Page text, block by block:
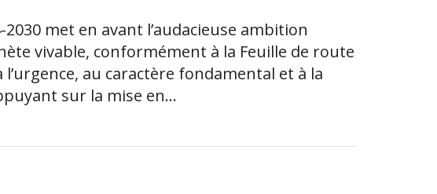
met en avant l’audacieuse ambition
vivable, conformément à la Feuille de route
au caractère fondamental et à la
sur la mise en...